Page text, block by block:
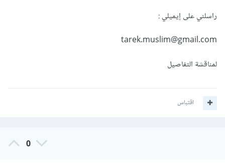
راسلني على إيميلي :
tarek.muslim@gmail.com
لمناقشة التفاصيل
اقتباس
0